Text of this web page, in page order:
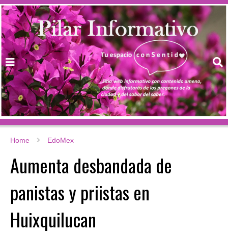
Home EdoMex
Aumenta desbandada de
panistas y priistas en
Huixquilucan